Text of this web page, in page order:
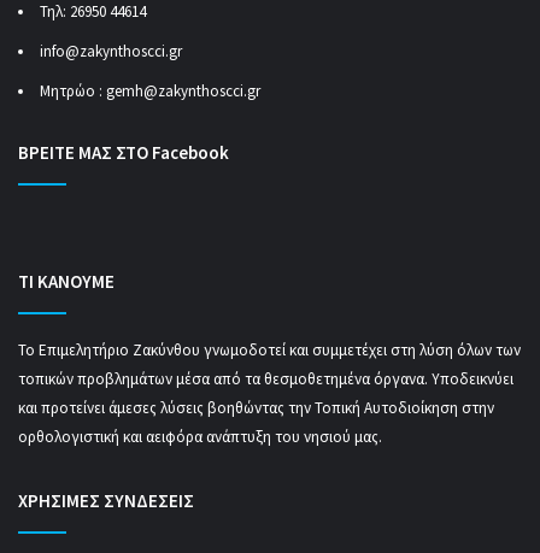
Τηλ: 26950 44614
info@zakynthoscci.gr
Μητρώο : gemh@zakynthoscci.gr
ΒΡΕΙΤΕ ΜΑΣ ΣΤΟ Facebook
ΤΙ ΚΑΝΟΥΜΕ
Το Επιμελητήριο Ζακύνθου γνωμοδοτεί και συμμετέχει στη λύση όλων των
τοπικών προβλημάτων μέσα από τα θεσμοθετημένα όργανα. Υποδεικνύει
και προτείνει άμεσες λύσεις βοηθώντας την Τοπική Αυτοδιοίκηση στην
ορθολογιστική και αειφόρα ανάπτυξη του νησιού μας.
ΧΡΗΣΙΜΕΣ ΣΥΝΔΕΣΕΙΣ